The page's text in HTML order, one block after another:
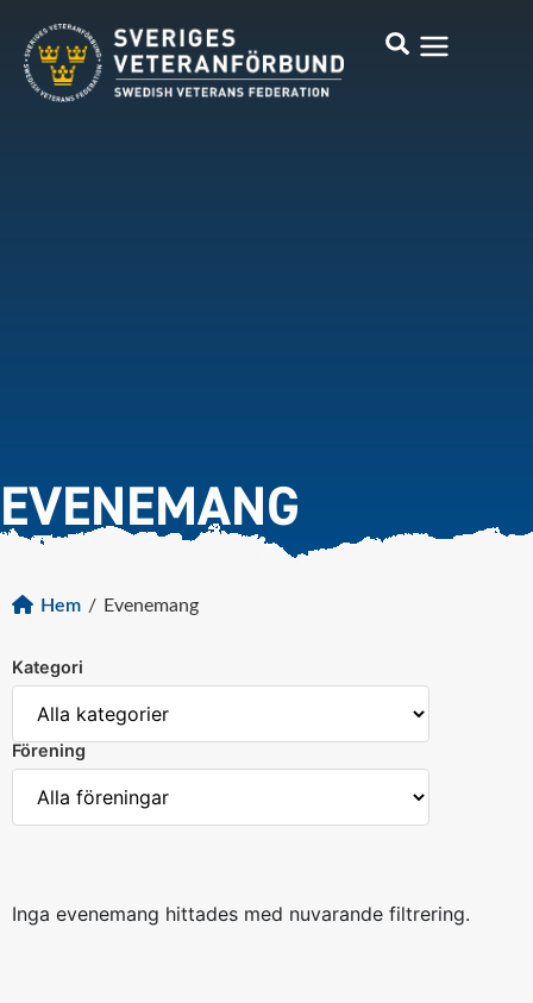
EVENEMANG
Hem / Evenemang
Kategori
Förening
Inga evenemang hittades med nuvarande filtrering.